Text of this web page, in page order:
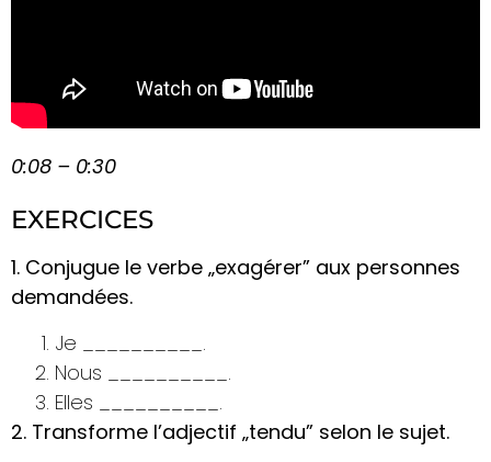
0:08 – 0:30
EXERCICES
1. Conjugue le verbe „exagérer” aux personnes
demandées.
Je __________.
Nous __________.
Elles __________.
2. Transforme l’adjectif „tendu” selon le sujet.